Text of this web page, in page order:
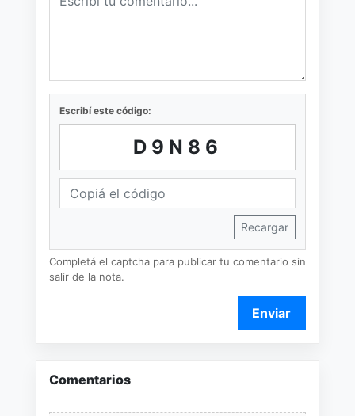
Escribí este código:
D9N86
Recargar
Completá el captcha para publicar tu comentario sin
salir de la nota.
Enviar
Comentarios